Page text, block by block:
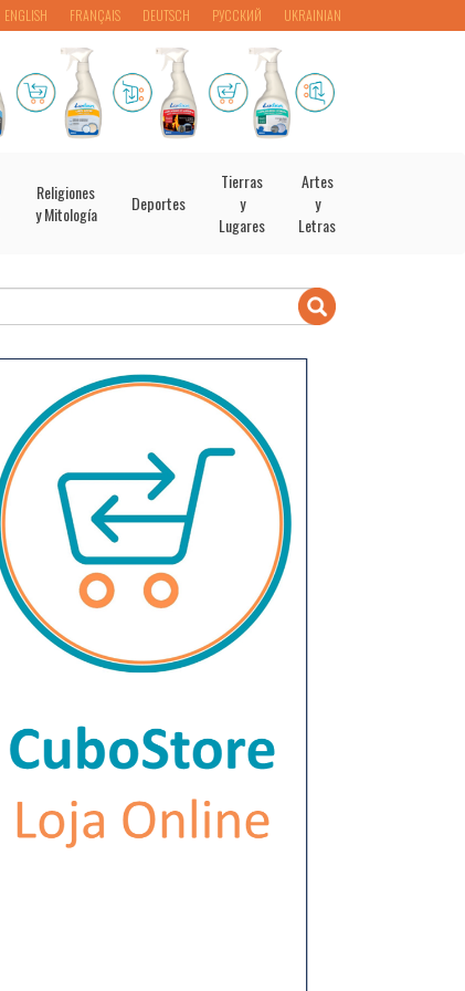
ENGLISH FRANÇAIS DEUTSCH РУССКИЙ UKRAINIAN
Religiones
y Mitología
Deportes
Tierras
y
Lugares
Artes
y
Letras